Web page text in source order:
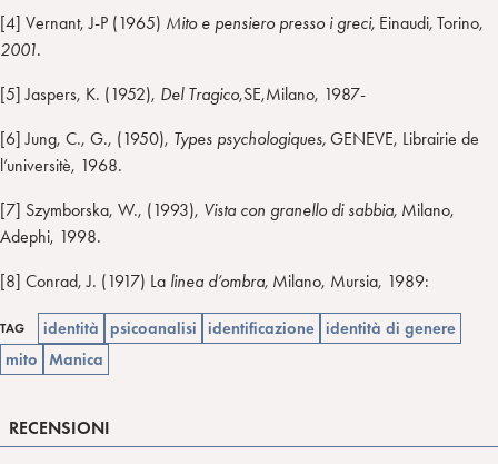
[4] Vernant, J-P (1965) Mito e pensiero presso i greci, Einaudi, Torino,
2001.
[5] Jaspers, K. (1952), Del Tragico,SE,Milano, 1987-
[6] Jung, C., G., (1950), Types psychologiques, GENEVE, Librairie de
l’universitè, 1968.
[7] Szymborska, W., (1993), Vista con granello di sabbia, Milano,
Adephi, 1998.
[8] Conrad, J. (1917) La linea d’ombra, Milano, Mursia, 1989:
TAG identità psicoanalisi identificazione identità di genere
mito
Manica
RECENSIONI